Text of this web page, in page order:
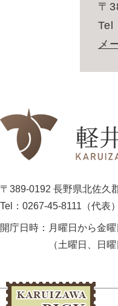
〒
Tel
メ
〒389-0192 長野県北佐久
Tel：0267-45-8111（代表）
開庁日時： 月曜日から金
（土曜日、日